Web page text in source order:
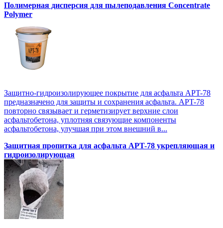
Полимерная дисперсия для пылеподавления Concentrate
Polymer
Защитно-гидроизолирующее покрытие для асфальта APT-78
предназначено для защиты и сохранения асфальта. APT-78
повторно связывает и герметизирует верхние слои
асфальтобетона, уплотняя связующие компоненты
асфальтобетона, улучшая при этом внешний в...
Защитная пропитка для асфальта APT-78 укрепляющая и
гидроизолирующая